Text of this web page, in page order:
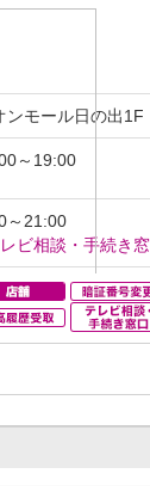
ンディング
ボアドバイザー）